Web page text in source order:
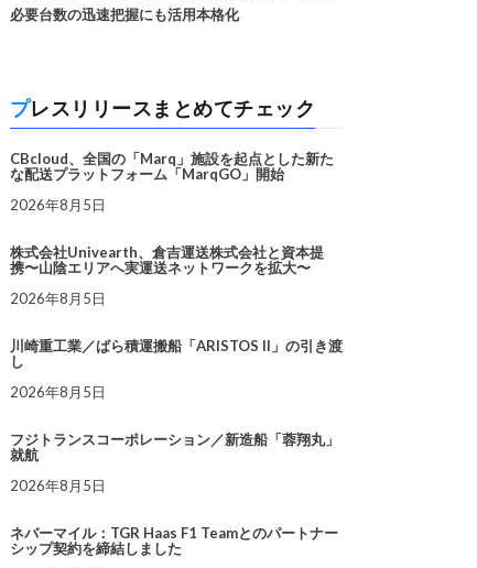
必要台数の迅速把握にも活用本格化
プレスリリースまとめてチェック
CBcloud、全国の「Marq」施設を起点とした新た
な配送プラットフォーム「MarqGO」開始
2026年8月5日
株式会社Univearth、倉吉運送株式会社と資本提
携〜山陰エリアへ実運送ネットワークを拡大〜
2026年8月5日
川崎重工業／ばら積運搬船「ARISTOS II」の引き渡
し
2026年8月5日
フジトランスコーポレーション／新造船「蓉翔丸」
就航
2026年8月5日
ネバーマイル：TGR Haas F1 Teamとのパートナー
シップ契約を締結しました